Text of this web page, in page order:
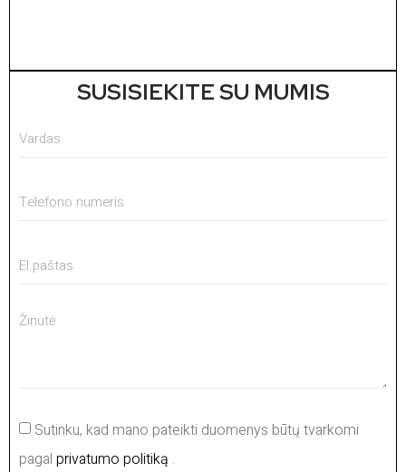
SUSISIEKITE SU MUMIS
Sutinku, kad mano pateikti duomenys būtų tvarkomi
pagal privatumo politiką .